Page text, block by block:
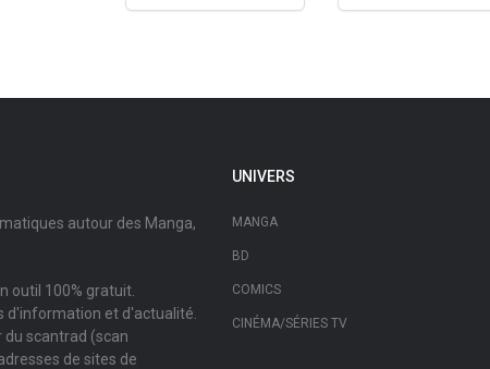
autour des Manga,
outil 100% gratuit.
d'information et d'actualité.
du scantrad (scan
de sites de
UNIVERS
MANGA
BD
COMICS
CINÉMA/SÉRIES TV